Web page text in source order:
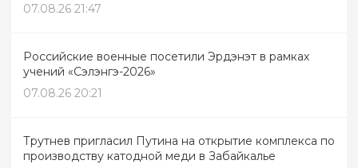
07.08.26 21:47
Российские военные посетили Эрдэнэт в рамках
учений «Сэлэнгэ-2026»
07.08.26 20:21
Трутнев пригласил Путина на открытие комплекса по
производству катодной меди в Забайкалье